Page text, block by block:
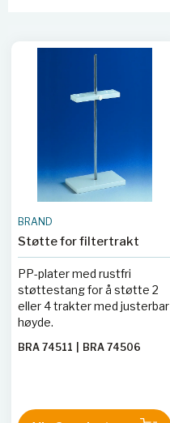
BRAND
Støtte for filtertrakt
PP-plater med rustfri
støttestang for å støtte 2
eller 4 trakter med justerbar
høyde.
BRA 74511 BRA 74506